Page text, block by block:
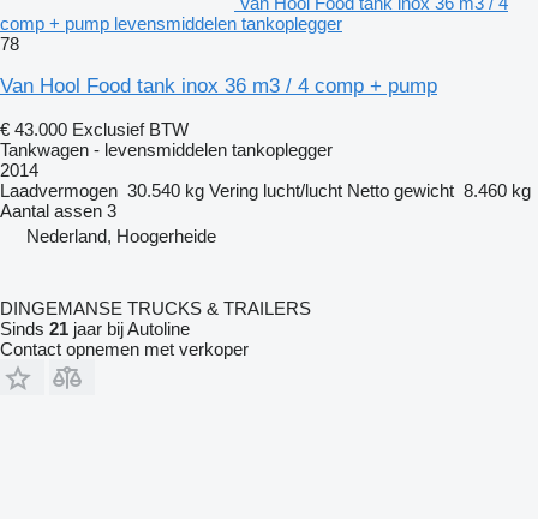
comp + pump levensmiddelen tankoplegger
78
Van Hool Food tank inox 36 m3 / 4 comp + pump
€ 43.000 Exclusief BTW
Tankwagen - levensmiddelen tankoplegger
2014
Laadvermogen 30.540 kg Vering lucht/lucht Netto gewicht 8.460 kg
Aantal assen 3
Nederland, Hoogerheide
DINGEMANSE TRUCKS & TRAILERS
Sinds 21 jaar bij Autoline
Contact opnemen met verkoper